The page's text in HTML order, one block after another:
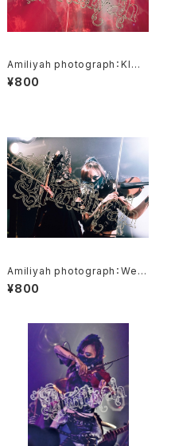
Amiliyah photograph：KIMI
No.1～No.8
¥800
Amiliyah photograph：West
er & Eschika
¥800